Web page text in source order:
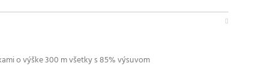
o výške 300 m všetky s 85% výsuvom